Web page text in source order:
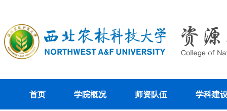
首页 学院概况 师资队伍 学科建